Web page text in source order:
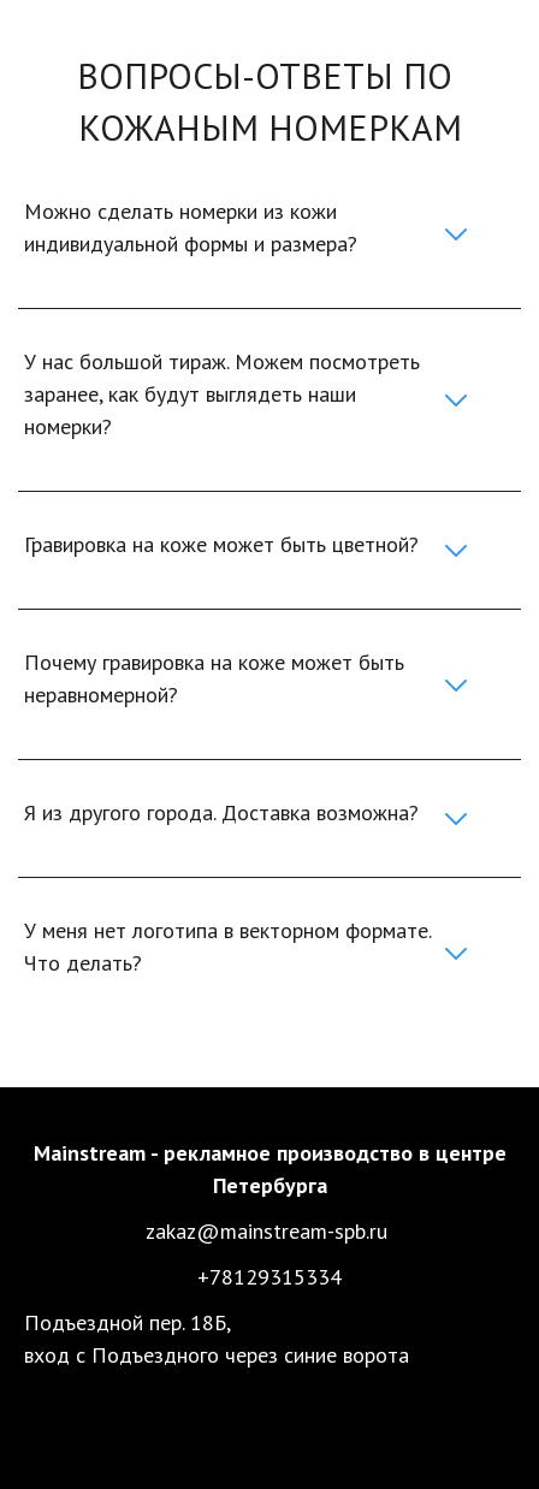
ВОПРОСЫ-ОТВЕТЫ ПО
КОЖАНЫМ НОМЕРКАМ
Можно сделать номерки из кожи
индивидуальной формы и размера?
У нас большой тираж. Можем посмотреть
заранее, как будут выглядеть наши
номерки?
Гравировка на коже может быть цветной?
Почему гравировка на коже может быть
неравномерной?
Я из другого города. Доставка возможна?
У меня нет логотипа в векторном формате.
Что делать?
Mainstream - рекламное производство в центре
Петербурга
zakaz@mainstream-spb.ru
+78129315334
Подъездной пер. 18Б,
вход с Подъездного через синие ворота